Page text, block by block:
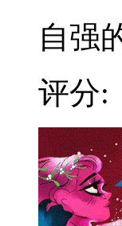
自强
评分: